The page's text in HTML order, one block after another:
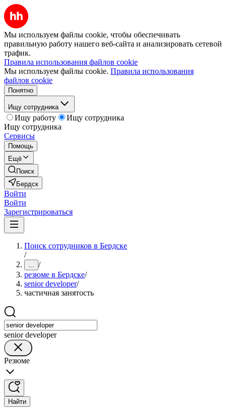
Мы используем файлы cookie, чтобы обеспечивать
правильную работу нашего веб-сайта и анализировать сетевой
трафик.
Правила использования файлов cookie
Мы используем файлы cookie. Правила использования
файлов cookie
Понятно
Ищу сотрудника
Ищу работу
Ищу сотрудника
Ищу сотрудника
Сервисы
Помощь
Ещё
Поиск
Бердск
Войти
Войти
Зарегистрироваться
Поиск сотрудников в Бердске
/
... /
резюме в Бердске/
senior developer/
частичная занятость
senior developer
Резюме
Найти